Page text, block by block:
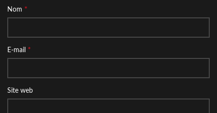
Nom *
E-mail *
Site web